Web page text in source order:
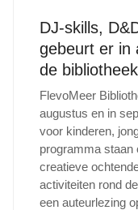
DJ-skills,
gebeurt er in
de bibliotheek
FlevoMeer
augustus en in
voor kinderen,
programma staan
creatieve
activiteiten rond
een auteurlezing